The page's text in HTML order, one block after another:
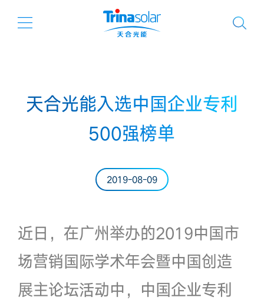
天合光能入选中国企业专利
500强榜单
2019-08-09
近日，在广州举办的2019中国市
场营销国际学术年会暨中国创造
展主论坛活动中，中国企业专利